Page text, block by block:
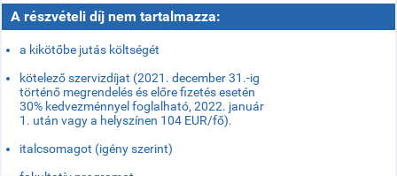
A részvételi díj nem tartalmazza:
a kikötőbe jutás költségét
kötelező szervizdíjat (2021. december 31.-ig
történő megrendelés és előre fizetés esetén
30% kedvezménnyel foglalható, 2022. január
1. után vagy a helyszínen 104 EUR/fő).
italcsomagot (igény szerint)